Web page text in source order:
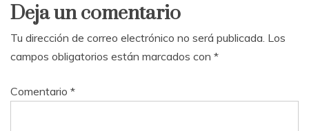
Deja un comentario
Tu dirección de correo electrónico no será publicada. Los
campos obligatorios están marcados con *
Comentario *